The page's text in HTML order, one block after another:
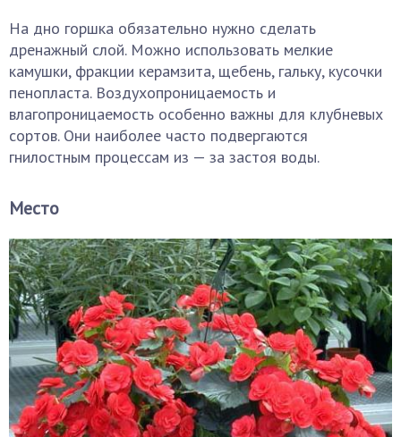
На дно горшка обязательно нужно сделать
дренажный слой. Можно использовать мелкие
камушки, фракции керамзита, щебень, гальку, кусочки
пенопласта. Воздухопроницаемость и
влагопроницаемость особенно важны для клубневых
сортов. Они наиболее часто подвергаются
гнилостным процессам из — за застоя воды.
Место